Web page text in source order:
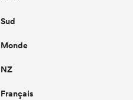
Sud
Monde
NZ
Français